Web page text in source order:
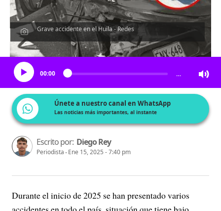
Grave accidente en el Huila - Redes
Escucha el artículo
00:00 …
Únete a nuestro canal en WhatsApp
Las noticias más importantes, al instante
Escrito por: Diego Rey
Periodista Ene 15, 2025 - 7:40 pm
Durante el inicio de 2025 se han presentado varios